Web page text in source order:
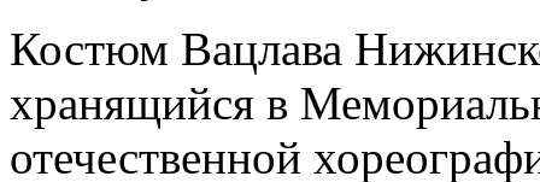
Костюм Вацлава
хранящийся в
отечественной